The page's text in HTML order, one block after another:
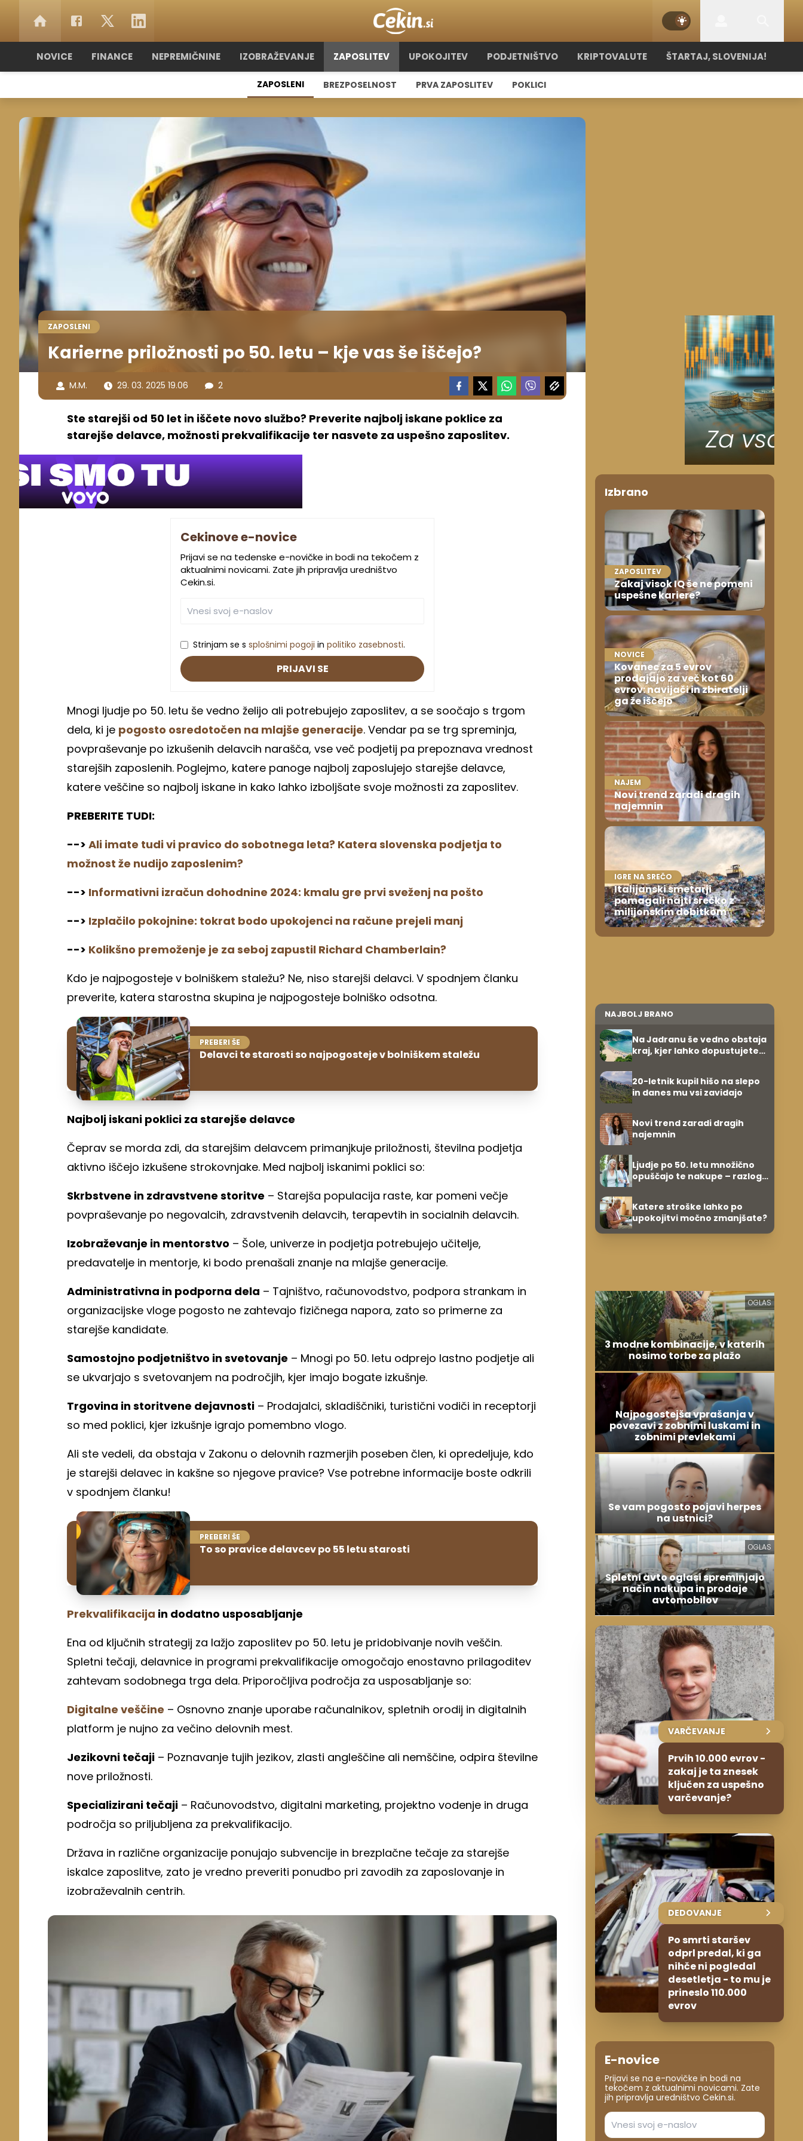
NOVICE FINANCE NEPREMIČNINE IZOBRAŽEVANJE ZAPOSLITEV UPOKOJITEV PODJETNIŠTVO KRIPTOVALUTE ŠTARTAJ, SLOVENIJA!
ZAPOSLENI BREZPOSELNOST PRVA ZAPOSLITEV POKLICI
ZAPOSLENI
Karierne priložnosti po 50. letu – kje vas še iščejo?
M.M. 29. 03. 2025 19.06 2
Ste starejši od 50 let in iščete novo službo? Preverite najbolj iskane poklice za
starejše delavce, možnosti prekvalifikacije ter nasvete za uspešno zaposlitev.
Cekinove e-novice
Prijavi se na tedenske e-novičke in bodi na tekočem z
aktualnimi novicami. Zate jih pripravlja uredništvo
Cekin.si.
Strinjam se s splošnimi pogoji in politiko zasebnosti.
PRIJAVI SE
Mnogi ljudje po 50. letu še vedno želijo ali potrebujejo zaposlitev, a se soočajo s trgom
dela, ki je pogosto osredotočen na mlajše generacije. Vendar pa se trg spreminja,
povpraševanje po izkušenih delavcih narašča, vse več podjetij pa prepoznava vrednost
starejših zaposlenih. Poglejmo, katere panoge najbolj zaposlujejo starejše delavce,
katere veščine so najbolj iskane in kako lahko izboljšate svoje možnosti za zaposlitev.
PREBERITE TUDI:
--> Ali imate tudi vi pravico do sobotnega leta? Katera slovenska podjetja to
možnost že nudijo zaposlenim?
--> Informativni izračun dohodnine 2024: kmalu gre prvi sveženj na pošto
--> Izplačilo pokojnine: tokrat bodo upokojenci na račune prejeli manj
--> Kolikšno premoženje je za seboj zapustil Richard Chamberlain?
Kdo je najpogosteje v bolniškem staležu? Ne, niso starejši delavci. V spodnjem članku
preverite, katera starostna skupina je najpogosteje bolniško odsotna.
PREBERI ŠE
Delavci te starosti so najpogosteje v bolniškem staležu
Najbolj iskani poklici za starejše delavce
Čeprav se morda zdi, da starejšim delavcem primanjkuje priložnosti, številna podjetja
aktivno iščejo izkušene strokovnjake. Med najbolj iskanimi poklici so:
Skrbstvene in zdravstvene storitve – Starejša populacija raste, kar pomeni večje
povpraševanje po negovalcih, zdravstvenih delavcih, terapevtih in socialnih delavcih.
Izobraževanje in mentorstvo – Šole, univerze in podjetja potrebujejo učitelje,
predavatelje in mentorje, ki bodo prenašali znanje na mlajše generacije.
Administrativna in podporna dela – Tajništvo, računovodstvo, podpora strankam in
organizacijske vloge pogosto ne zahtevajo fizičnega napora, zato so primerne za
starejše kandidate.
Samostojno podjetništvo in svetovanje – Mnogi po 50. letu odprejo lastno podjetje ali
se ukvarjajo s svetovanjem na področjih, kjer imajo bogate izkušnje.
Trgovina in storitvene dejavnosti – Prodajalci, skladiščniki, turistični vodiči in receptorji
so med poklici, kjer izkušnje igrajo pomembno vlogo.
Ali ste vedeli, da obstaja v Zakonu o delovnih razmerjih poseben člen, ki opredeljuje, kdo
je starejši delavec in kakšne so njegove pravice? Vse potrebne informacije boste odkrili
v spodnjem članku!
PREBERI ŠE
To so pravice delavcev po 55 letu starosti
Prekvalifikacija in dodatno usposabljanje
Ena od ključnih strategij za lažjo zaposlitev po 50. letu je pridobivanje novih veščin.
Spletni tečaji, delavnice in programi prekvalifikacije omogočajo enostavno prilagoditev
zahtevam sodobnega trga dela. Priporočljiva področja za usposabljanje so:
Digitalne veščine – Osnovno znanje uporabe računalnikov, spletnih orodij in digitalnih
platform je nujno za večino delovnih mest.
Jezikovni tečaji – Poznavanje tujih jezikov, zlasti angleščine ali nemščine, odpira številne
nove priložnosti.
Specializirani tečaji – Računovodstvo, digitalni marketing, projektno vodenje in druga
področja so priljubljena za prekvalifikacijo.
Država in različne organizacije ponujajo subvencije in brezplačne tečaje za starejše
iskalce zaposlitve, zato je vredno preveriti ponudbo pri zavodih za zaposlovanje in
izobraževalnih centrih.
Izbrano
ZAPOSLITEV
Zakaj visok IQ še ne pomeni
uspešne kariere?
NOVICE
Kovanec za 5 evrov
prodajajo za več kot 60
evrov: navijači in zbiratelji
ga že iščejo
NAJEM
Novi trend zaradi dragih
najemnin
IGRE NA SREČO
Italijanski smetarji
pomagali najti srečko z
milijonskim dobitkom
NAJBOLJ BRANO
Na Jadranu še vedno obstaja
kraj, kjer lahko dopustujete
20-letnik kupil hišo na slepo
in danes mu vsi zavidajo
Novi trend zaradi dragih
najemnin
Ljudje po 50. letu množično
opuščajo te nakupe – razlog
Katere stroške lahko po
upokojitvi močno zmanjšate?
OGLAS
3 modne kombinacije, v katerih
nosimo torbe za plažo
Najpogostejša vprašanja v
povezavi z zobnimi luskami in
zobnimi prevlekami
Se vam pogosto pojavi herpes
na ustnici?
OGLAS
Spletni avto oglasi spreminjajo
način nakupa in prodaje
avtomobilov
VARČEVANJE
Prvih 10.000 evrov -
zakaj je ta znesek
ključen za uspešno
varčevanje?
DEDOVANJE
Po smrti staršev
odprl predal, ki ga
nihče ni pogledal
desetletja - to mu je
prineslo 110.000
evrov
E-novice
Prijavi se na e-novičke in bodi na
tekočem z aktualnimi novicami. Zate
jih pripravlja uredništvo Cekin.si.